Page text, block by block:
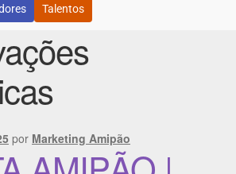
Talentos
por Marketing Amipão